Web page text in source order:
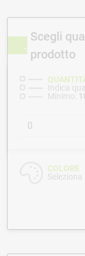
Scegli
prodotto
Indica
Minimo:
COLORE